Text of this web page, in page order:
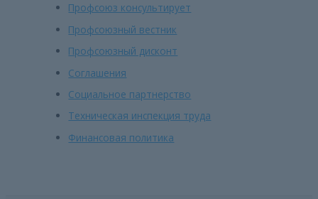
Профсоюз консультирует
Профсоюзный вестник
Профсоюзный дисконт
Соглашения
Социальное партнерство
Техническая инспекция труда
Финансовая политика